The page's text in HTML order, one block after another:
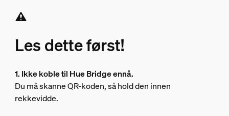
Les dette først!
1. Ikke koble til Hue Bridge ennå.
Du må skanne QR-koden, så hold den innen
rekkevidde.